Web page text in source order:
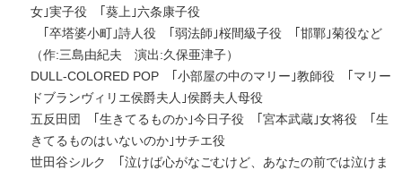
女｣実子役 ｢葵上｣六条康子役
｢卒塔婆小町｣詩人役 ｢弱法師｣桜間級子役 ｢邯鄲｣菊役など
（作:三島由紀夫 演出:久保亜津子）
DULL-COLORED POP ｢小部屋の中のマリー｣教師役 ｢マリー
ドブランヴィリエ侯爵夫人｣侯爵夫人母役
五反田団 ｢生きてるものか｣今日子役 ｢宮本武蔵｣女将役 ｢生
きてるものはいないのか｣サチエ役
世田谷シルク ｢泣けば心がなごむけど、あなたの前では泣けま